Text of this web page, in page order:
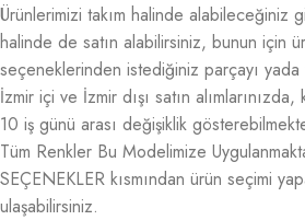
Ürünlerimizi takım halinde alabileceğiniz
halinde de satın alabilirsiniz, bunun için
seçeneklerinden istediğiniz parçayı yada
İzmir içi ve İzmir dışı satın
10 iş günü arası değişiklik
Tüm Renkler Bu Modelimize
SEÇENEKLER kısmından ürün seçimi
ulaşabilirsiniz.